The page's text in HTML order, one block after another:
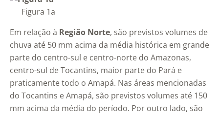
Figura 1a
Em relação à Região Norte, são previstos volumes de
chuva até 50 mm acima da média histórica em grande
parte do centro-sul e centro-norte do Amazonas,
centro-sul de Tocantins, maior parte do Pará e
praticamente todo o Amapá. Nas áreas mencionadas
do Tocantins e Amapá, são previstos volumes até 150
mm acima da média do período. Por outro lado, são